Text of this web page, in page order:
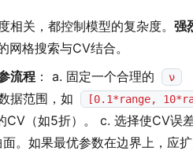
相关，都控制模型的复杂度。 强
网格搜索与CV结合。
流程 ： a. 固定一个合理的 ν
据范围，如
[0.1*range,
CV（如5折）。 c. 选择使CV误
。如果最优参数在边界上，应